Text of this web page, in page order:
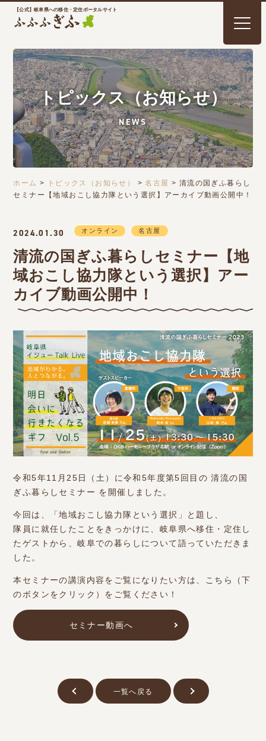
【公式】岐阜県への移住・定住ポータルサイト
トピックス（お知らせ）
NEWS
ホーム > トピックス（お知らせ） >名古屋 > 清流の国ぎふ暮らし
セミナー【地域おこし協力隊という選択】アーカイブ動画公開中！
2024.01.30 オンライン 名古屋
清流の国ぎふ暮らしセミナー【地
域おこし協力隊という選択】アー
カイブ動画公開中！
令和5年11月25日（土）に令和5年度第5回目の 清流の国
ぎふ暮らしセミナー を開催しました。
今回は、「地域おこし協力隊という選択」と題し、
隊員に就任したことをきっかけに、岐阜県へ移住・定住し
たゲストから、岐阜での暮らしについて語っていただきま
した。
本セミナーの講演内容をご覧になりたい方は、こちら（下
のボタンをクリック）をご覧ください！
セミナー動画へ
一覧へ戻る